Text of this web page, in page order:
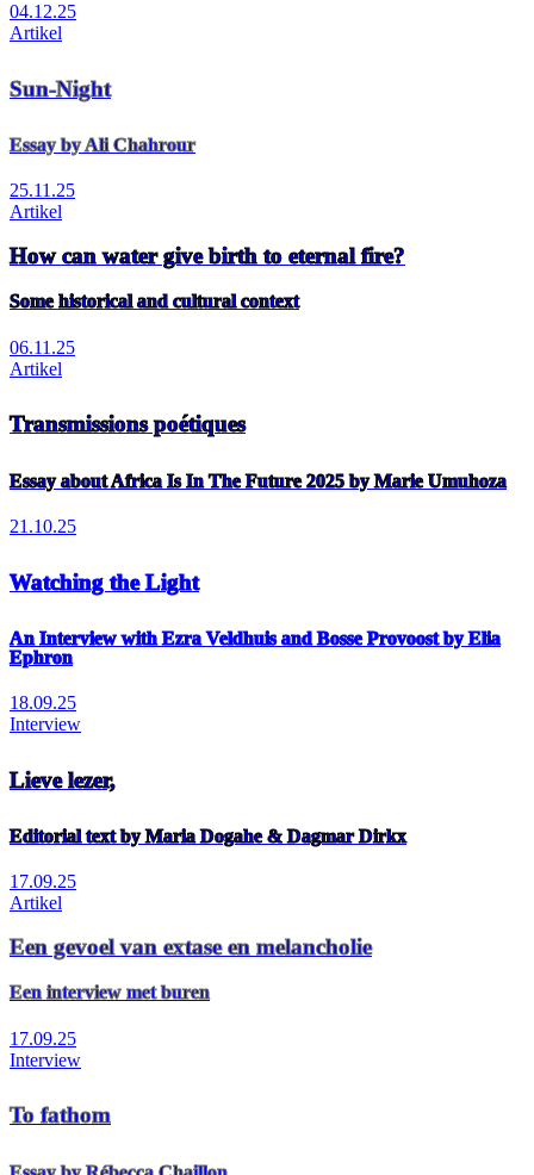
04.12.25
Artikel
Sun-Night
Essay by Ali Chahrour
25.11.25
Artikel
How can water give birth to eternal fire?
Some historical and cultural context
06.11.25
Artikel
Transmissions poétiques
Essay about Africa Is In The Future 2025 by Marie Umuhoza
21.10.25
Watching the Light
An Interview with Ezra Veldhuis and Bosse Provoost by Elia
Ephron
18.09.25
Interview
Lieve lezer,
Editorial text by Maria Dogahe & Dagmar Dirkx
17.09.25
Artikel
Een gevoel van extase en melancholie
Een interview met buren
17.09.25
Interview
To fathom